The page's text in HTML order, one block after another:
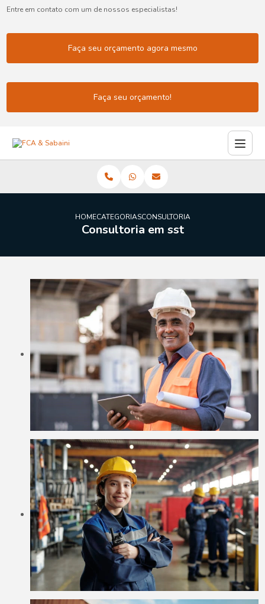
Entre em contato com um de nossos especialistas!
Faça seu orçamento agora mesmo
Faça seu orçamento!
HOMECATEGORIASCONSULTORIA SST
Consultoria em sst